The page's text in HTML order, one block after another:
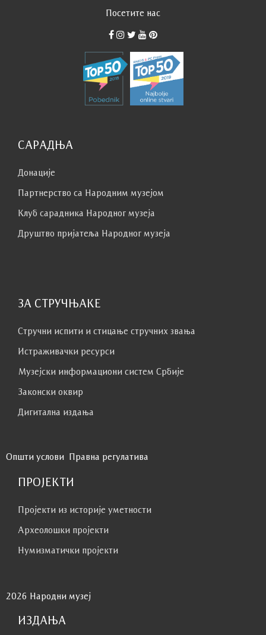
Посетите нас
САРАДЊА
Донације
Партнерство са Народним музејoм
Клуб сaрaдникa Народног музеја
Друштво пријатеља Народног музеја
ЗА СТРУЧЊАКЕ
Стручни испити и стицање стручних звања
Истраживачки ресурси
Музејски информациони систем Србије
Законски оквир
Дигитална издања
Општи услови Правна регулатива
ПРОЈЕКТИ
Пројекти из историје уметности
Археолошки пројекти
Нумизматички пројекти
2026 Народни музеј
ИЗДАЊА